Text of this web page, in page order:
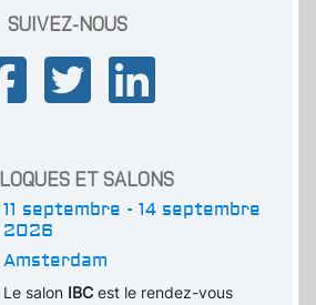
SUIVEZ-NOUS
ET SALONS
11 septembre - 14 septembre
2026
Amsterdam
Le salon IBCest le rendez-vous